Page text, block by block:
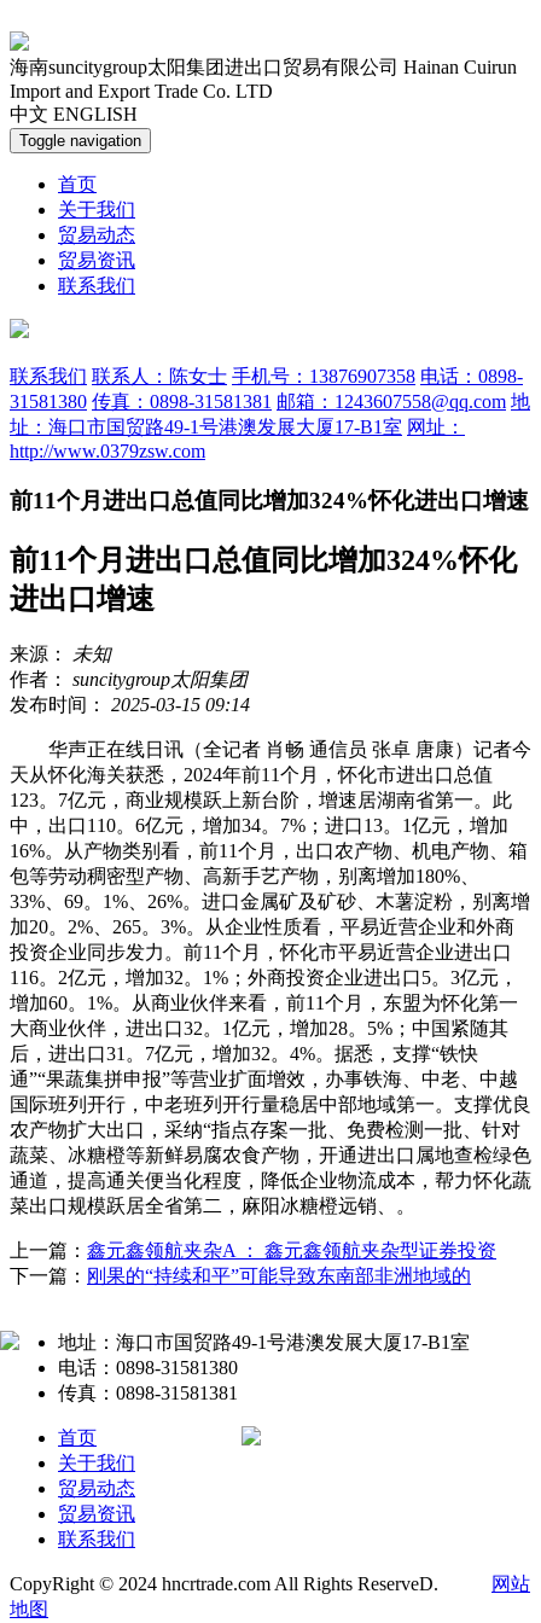
海南suncitygroup太阳集团进出口贸易有限公司 Hainan Cuirun
Import and Export Trade Co. LTD
中文 ENGLISH
Toggle navigation
首页
关于我们
贸易动态
贸易资讯
联系我们
联系我们 联系人：陈女士 手机号：13876907358 电话：0898-
31581380 传真：0898-31581381 邮箱：1243607558@qq.com 地
址：海口市国贸路49-1号港澳发展大厦17-B1室 网址：
http://www.0379zsw.com
前11个月进出口总值同比增加324%怀化进出口增速
前11个月进出口总值同比增加324%怀化
进出口增速
来源：
未知
作者： suncitygroup太阳集团
发布时间： 2025-03-15 09:14
华声正在线日讯（全记者 肖畅 通信员 张卓 唐康）记者今
天从怀化海关获悉，2024年前11个月，怀化市进出口总值
123。7亿元，商业规模跃上新台阶，增速居湖南省第一。此
中，出口110。6亿元，增加34。7%；进口13。1亿元，增加
16%。从产物类别看，前11个月，出口农产物、机电产物、箱
包等劳动稠密型产物、高新手艺产物，别离增加180%、
33%、69。1%、26%。进口金属矿及矿砂、木薯淀粉，别离增
加20。2%、265。3%。从企业性质看，平易近营企业和外商
投资企业同步发力。前11个月，怀化市平易近营企业进出口
116。2亿元，增加32。1%；外商投资企业进出口5。3亿元，
增加60。1%。从商业伙伴来看，前11个月，东盟为怀化第一
大商业伙伴，进出口32。1亿元，增加28。5%；中国紧随其
后，进出口31。7亿元，增加32。4%。据悉，支撑“铁快
通”“果蔬集拼申报”等营业扩面增效，办事铁海、中老、中越
国际班列开行，中老班列开行量稳居中部地域第一。支撑优良
农产物扩大出口，采纳“指点存案一批、免费检测一批、针对
蔬菜、冰糖橙等新鲜易腐农食产物，开通进出口属地查检绿色
通道，提高通关便当化程度，降低企业物流成本，帮力怀化蔬
菜出口规模跃居全省第二，麻阳冰糖橙远销、。
上一篇： 鑫元鑫领航夹杂A ： 鑫元鑫领航夹杂型证券投资
下一篇： 刚果的“持续和平”可能导致东南部非洲地域的
地址：海口市国贸路49-1号港澳发展大厦17-B1室
电话：0898-31581380
传真：0898-31581381
首页
关于我们
贸易动态
贸易资讯
联系我们
CopyRight © 2024 hncrtrade.com All Rights ReserveD.
网站
地图